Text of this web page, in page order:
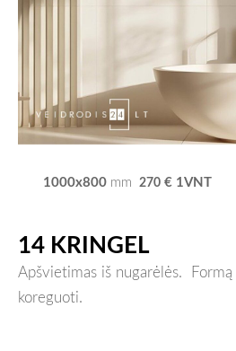
1000x800 mm 270 € 1VNT
14 KRINGEL
Apšvietimas iš nugarėlės.
koreguoti.